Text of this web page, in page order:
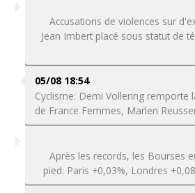
Accusations de violences sur
Jean Imbert placé sous statut de
05/08 18:54
Cyclisme: Demi Vollering remporte
de France Femmes, Marlen
Après les records, les Bourses
pied: Paris +0,03%, Londres